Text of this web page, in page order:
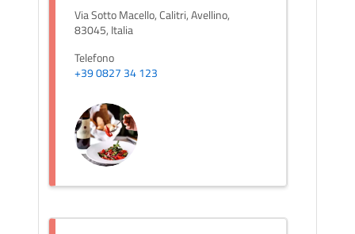
Via Sotto Macello, Calitri, Avellino,
83045, Italia
Telefono
+39 0827 34 123